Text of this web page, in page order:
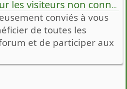
cf le règlement pour les visiteurs non connectés
conviés à vous
de toutes les
et de participer aux